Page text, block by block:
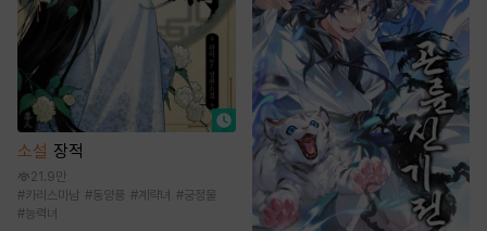
소설 장적
21.9만
#카리스마남 #동양풍 # 계략녀 #궁정물
#능력녀